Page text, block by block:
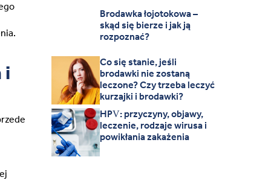
i
Brodawka łojotokowa –
skąd się bierze i jak ją
rozpoznać?
Co się stanie, jeśli
brodawki nie zostaną
leczone? Czy trzeba leczyć
kurzajki i brodawki?
HPV: przyczyny, objawy,
leczenie, rodzaje wirusa i
powikłania zakażenia